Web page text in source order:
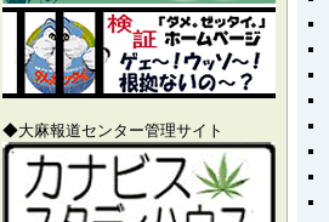
◆大麻報道センター管理サイト